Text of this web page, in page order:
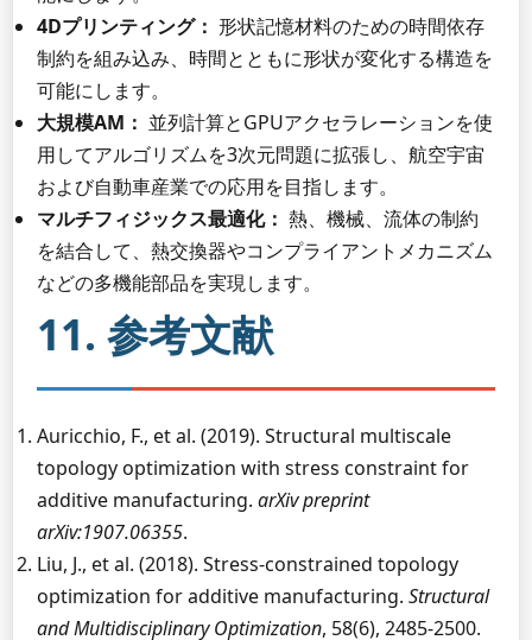
4Dプリンティング： 形状記憶材料のための時間依存
制約を組み込み、時間とともに形状が変化する構造を
可能にします。
大規模AM： 並列計算とGPUアクセラレーションを使
用してアルゴリズムを3次元問題に拡張し、航空宇宙
および自動車産業での応用を目指します。
マルチフィジックス最適化： 熱、機械、流体の制約
を結合して、熱交換器やコンプライアントメカニズム
などの多機能部品を実現します。
11. 参考文献
Auricchio, F., et al. (2019). Structural multiscale
topology optimization with stress constraint for
additive manufacturing. arXiv preprint
arXiv:1907.06355.
Liu, J., et al. (2018). Stress-constrained topology
optimization for additive manufacturing. Structural
and Multidisciplinary Optimization, 58(6), 2485-2500.